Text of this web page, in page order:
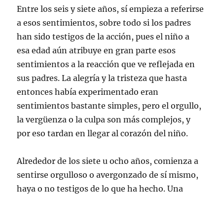
Entre los seis y siete años, sí empieza a referirse
a esos sentimientos, sobre todo si los padres
han sido testigos de la acción, pues el niño a
esa edad aún atribuye en gran parte esos
sentimientos a la reacción que ve reflejada en
sus padres. La alegría y la tristeza que hasta
entonces había experimentado eran
sentimientos bastante simples, pero el orgullo,
la vergüenza o la culpa son más complejos, y
por eso tardan en llegar al corazón del niño.
Alrededor de los siete u ocho años, comienza a
sentirse orgulloso o avergonzado de sí mismo,
haya o no testigos de lo que ha hecho. Una